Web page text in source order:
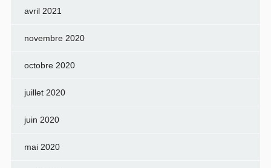
avril 2021
novembre 2020
octobre 2020
juillet 2020
juin 2020
mai 2020